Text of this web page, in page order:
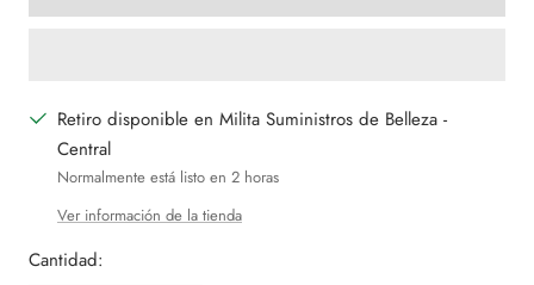
Retiro disponible en Milita Suministros de Belleza -
Central
Normalmente está listo en 2 horas
Ver información de la tienda
Cantidad: